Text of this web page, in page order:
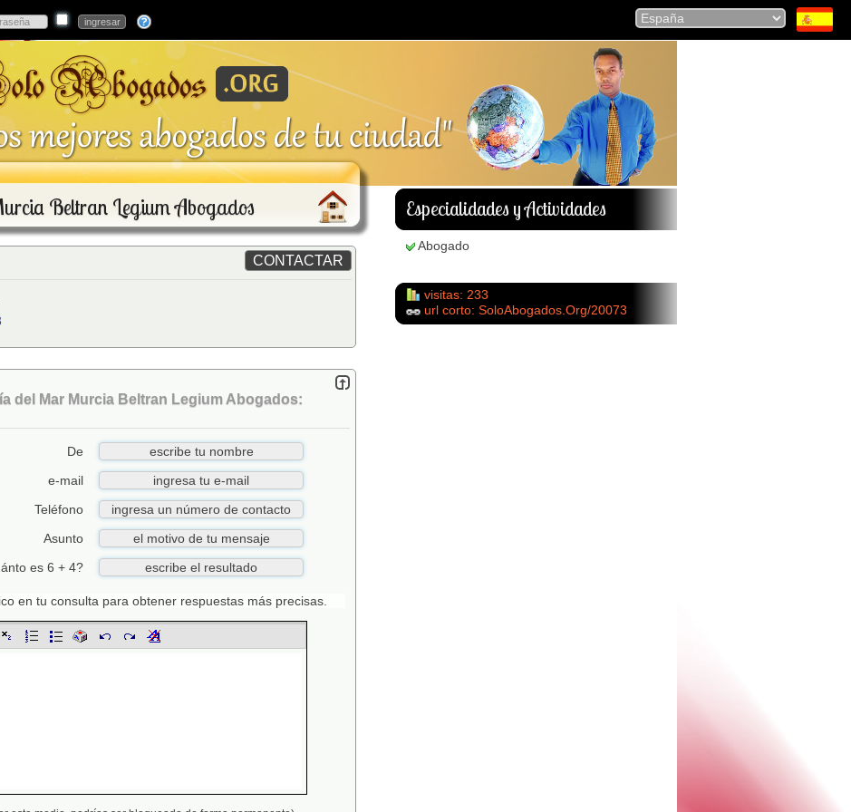
Beltran Legium Abogados Especialidades y Actividades
del Mar Murcia Beltran Legium Abogados:
De
e-mail
Teléfono
Asunto
es 6 + 4?
en tu consulta para obtener respuestas más precisas.
Abogado
visitas: 233
url corto: SoloAbogados.Org/20073